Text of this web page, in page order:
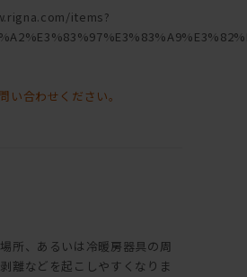
items?
合わせください。
所、あるいは冷暖房器具の周
離などを起こしやすくなりま